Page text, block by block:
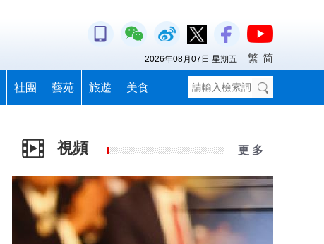
社團 藝苑 旅遊 美食
2026年08月07日 星期五 繁 简
視頻 更 多